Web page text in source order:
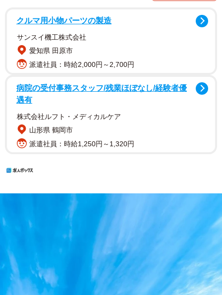
クルマ用小物パーツの製造
サンスイ機工株式会社
愛知県 田原市
派遣社員：時給2,000円～2,700円
病院の受付事務スタッフ/残業ほぼなし/経験者優
遇有
株式会社ルフト・メディカルケア
山形県 鶴岡市
派遣社員：時給1,250円～1,320円